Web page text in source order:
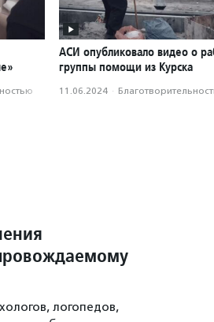
АСИ опубликовало видео о
группы помощи из Курска
11.06.2024 ·
логопедов,